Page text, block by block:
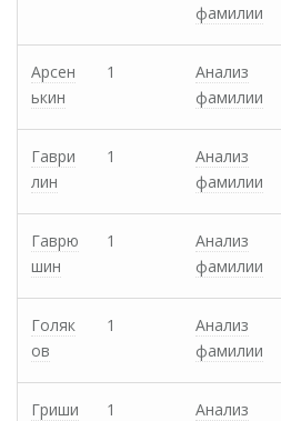
фамилии
Арсен
ькин
1
Анализ
фамилии
Гаври
лин
1
Анализ
фамилии
Гаврю
шин
1
Анализ
фамилии
Голяк
ов
1
Анализ
фамилии
Гриши
1
Анализ